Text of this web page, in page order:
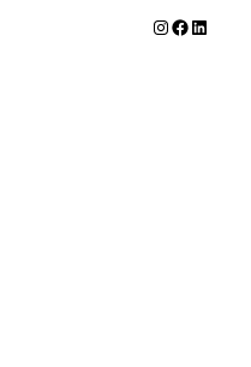
Instagram